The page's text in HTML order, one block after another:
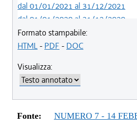
dal 01/01/2021 al 31/12/2021
dal 01/01/2020 al 31/12/2020
dal 10/08/2019 al 31/12/2019
dal 23/05/2019 al 09/08/2019
dal 15/02/2018 al 28/03/2018
Formato stampabile:
HTML- PDF - DOC
Visualizza:
Fonte:
NUMERO 7 - 14